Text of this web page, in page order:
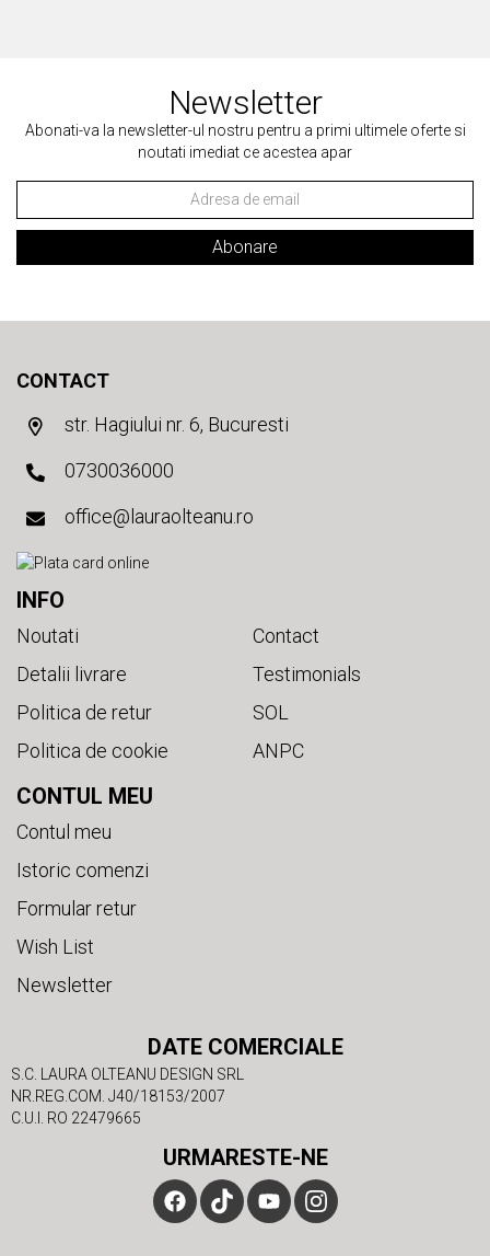
Newsletter
Abonati-va la newsletter-ul nostru pentru a primi ultimele oferte si
noutati imediat ce acestea apar
Abonare
CONTACT
str. Hagiului nr. 6, Bucuresti
0730036000
office@lauraolteanu.ro
INFO
Noutati
Detalii livrare
Politica de retur
Politica de cookie
Contact
Testimonials
SOL
ANPC
CONTUL MEU
Contul meu
Istoric comenzi
Formular retur
Wish List
Newsletter
DATE COMERCIALE
S.C. LAURA OLTEANU DESIGN SRL
NR.REG.COM. J40/18153/2007
C.U.I. RO 22479665
URMARESTE-NE